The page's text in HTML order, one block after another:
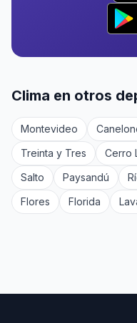
Clima en otros
Montevideo
Treinta y Tres
Cerro
Salto
Paysandú
Flores
Florida